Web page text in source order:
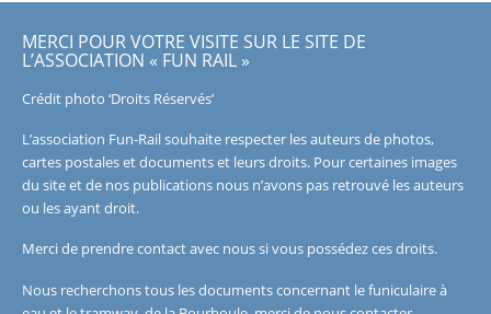
MERCI POUR VOTRE VISITE SUR LE SITE DE
L’ASSOCIATION « FUN RAIL »
Crédit photo ‘Droits Réservés’
L’association Fun-Rail souhaite respecter les auteurs de photos,
cartes postales et documents et leurs droits. Pour certaines images
du site et de nos publications nous n’avons pas retrouvé les auteurs
ou les ayant droit.
Merci de prendre contact avec nous si vous possédez ces droits.
Nous recherchons tous les documents concernant le funiculaire à